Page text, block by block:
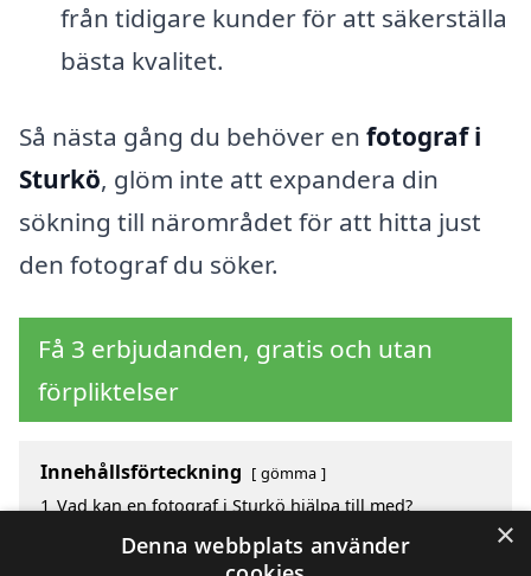
från tidigare kunder för att säkerställa
bästa kvalitet.
Så nästa gång du behöver en fotograf i
Sturkö, glöm inte att expandera din
sökning till närområdet för att hitta just
den fotograf du söker.
Få 3 erbjudanden, gratis och utan
förpliktelser
Innehållsförteckning gömma
1 Vad kan en fotograf i Sturkö hjälpa till med?
Hur mycket kostar en fotograf i Sturkö?
Fördelar med att välja fotograf i Sturkö
×
Denna webbplats använder